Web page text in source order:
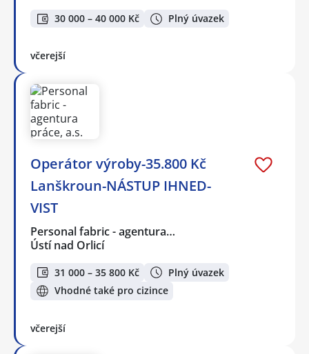
30 000 – 40 000 Kč Plný úvazek
včerejší
Operátor výroby-35.800 Kč
Lanškroun-NÁSTUP IHNED-
VIST
Personal fabric - agentura…
Ústí nad Orlicí
31 000 – 35 800 Kč
Plný úvazek
Vhodné také pro cizince
včerejší